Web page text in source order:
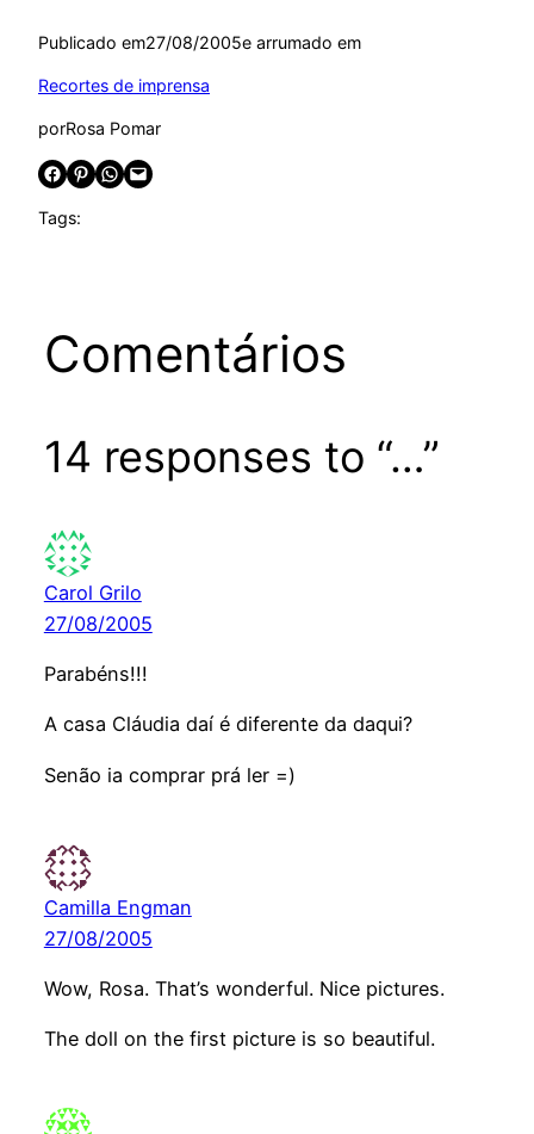
Publicado em27/08/2005e arrumado em
Recortes de imprensa
porRosa Pomar
Share on Facebook Share on Pinterest Share on WhatsApp Email this Page
Tags:
Comentários
14 responses to “…”
Carol Grilo
27/08/2005
Parabéns!!!
A casa Cláudia daí é diferente da daqui?
Senão ia comprar prá ler =)
Camilla Engman
27/08/2005
Wow, Rosa. That’s wonderful. Nice pictures.
The doll on the first picture is so beautiful.